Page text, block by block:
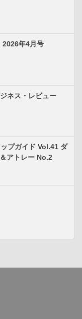
2026年4月号
ネス・レビュー
プガイド Vol.41 ダ
アトレー No.2